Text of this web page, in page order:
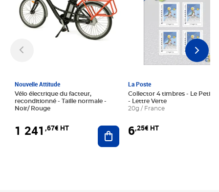
Nouvelle Attitude
Vélo électrique du facteur,
reconditionné - Taille normale -
Noir/ Rouge
1 241 ,67€ HT Ajouter au panier
La Poste
Collector 4 timbres - Le Petit
- Lettre Verte
20g / France
6,25€ HT